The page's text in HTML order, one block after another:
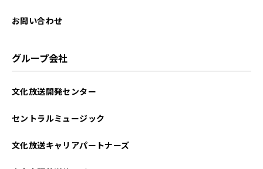
お問い合わせ
グループ会社
文化放送開発センター
セントラルミュージック
文化放送キャリアパートナーズ